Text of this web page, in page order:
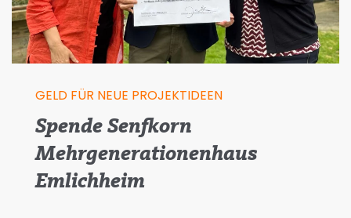
GELD FÜR NEUE PROJEKTIDEEN
Spende Senfkorn
Mehrgenerationenhaus
Emlichheim